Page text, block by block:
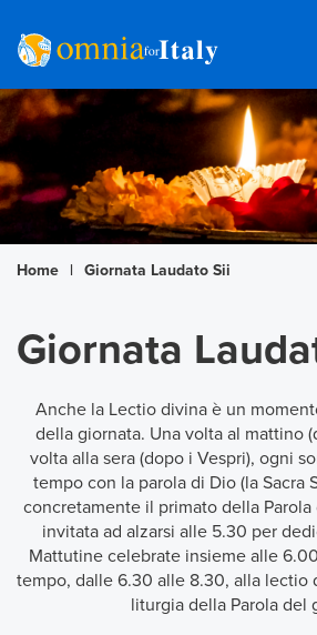
Home | Giornata Laudato Sii
Giornata
Anche la Lectio divina è un
della giornata. Una volta al mattino
volta alla sera (dopo i Vespri), ogni
tempo con la parola di Dio (la Sacra
concretamente il primato della
invitata ad alzarsi alle 5.30 per
Mattutine celebrate insieme alle
tempo, dalle 6.30 alle 8.30, alla lectio
liturgia della Parola del